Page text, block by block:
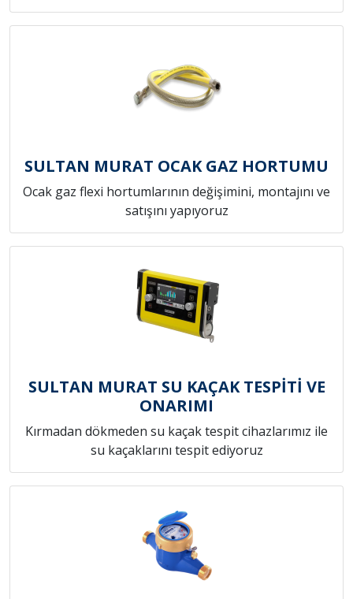
SULTAN MURAT OCAK GAZ HORTUMU
Ocak gaz flexi hortumlarının değişimini, montajını ve
satışını yapıyoruz
SULTAN MURAT SU KAÇAK TESPİTİ VE
ONARIMI
Kırmadan dökmeden su kaçak tespit cihazlarımız ile
su kaçaklarını tespit ediyoruz